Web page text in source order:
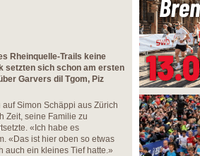
Rheinquelle-Trails keine
setzten sich schon am ersten
Garvers dil Tgom, Piz
Simon Schäppi aus Zürich
Zeit, seine Familie zu
«Ich habe es
«Das ist hier oben so etwas
auch ein kleines Tief hatte.»